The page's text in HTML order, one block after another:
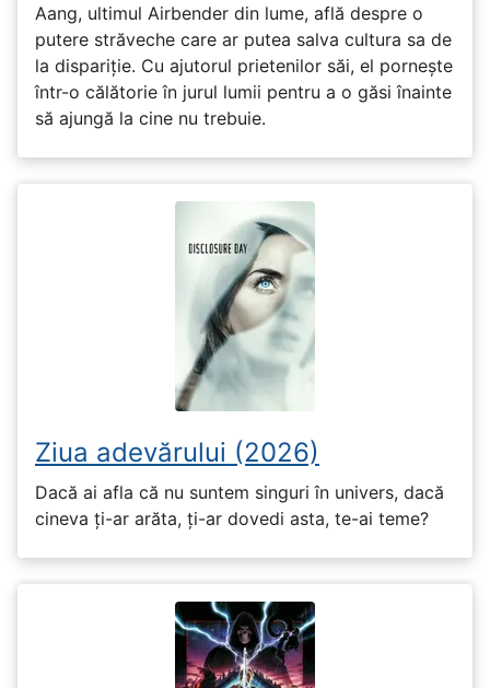
Aang, ultimul Airbender din lume, află despre o
putere străveche care ar putea salva cultura sa de
la dispariție. Cu ajutorul prietenilor săi, el pornește
într-o călătorie în jurul lumii pentru a o găsi înainte
să ajungă la cine nu trebuie.
Ziua adevărului (2026)
Dacă ai afla că nu suntem singuri în univers, dacă
cineva ți-ar arăta, ți-ar dovedi asta, te-ai teme?